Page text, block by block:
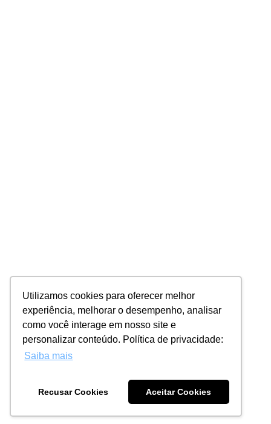
Utilizamos cookies para oferecer melhor
experiência, melhorar o desempenho, analisar
como você interage em nosso site e
personalizar conteúdo. Política de privacidade:
Saiba mais
Recusar Cookies Aceitar Cookies